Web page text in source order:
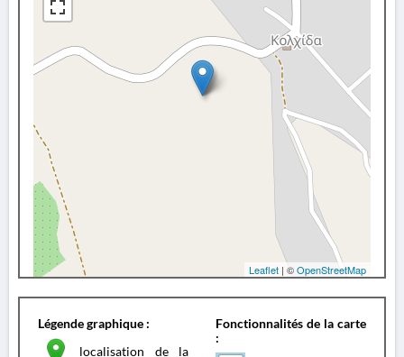
Leaflet | ©OpenStreetMap
Légende graphique :
localisation de la
Fonctionnalités de la carte
: